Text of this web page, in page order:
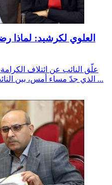
العلوي لكرشيد:
علّق النائب عن ائتلاف
الذي جدّ مساء أمس، بين النائب بمجلس نواب الشعب عن الكتلة ...